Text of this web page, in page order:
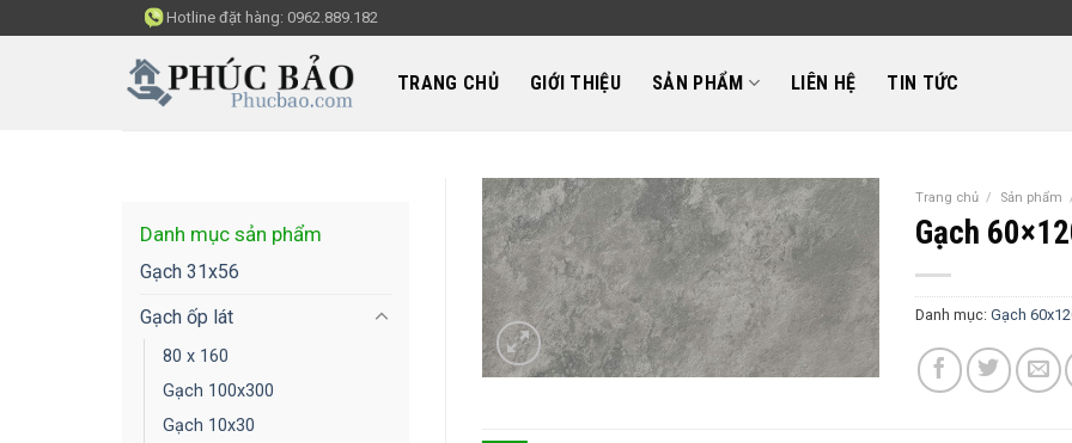
to
Hotline đặt hàng: 0962.889.182
TRANG CHỦ GIỚI THIỆU SẢN PHẨM LIÊN HỆ TIN TỨC
Danh mục sản phẩm
Gạch 31x56
Gạch ốp lát
80 x 160
Gạch 100x300
Gạch 10x30
Trang chủ / Sản phẩm
Gạch
Danh mục:Gạch